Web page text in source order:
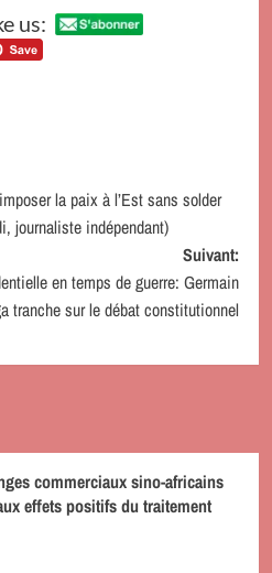
us:
la paix à l’Est sans solder
journaliste indépendant)
Suivant:
en temps de guerre: Germain
tranche sur le débat constitutionnel
commerciaux sino-africains
effets positifs du traitement